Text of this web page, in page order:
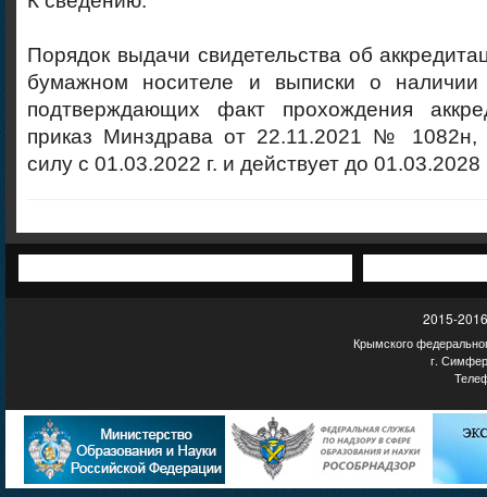
Порядок выдачи свидетельства об
бумажном носителе и выписки о
подтверждающих факт прохождения
приказ Минздрава от 22.11.2021 № 1082н,
силу с 01.03.2022 г. и действует до 01.03.2028
2015-
Крымского
г.